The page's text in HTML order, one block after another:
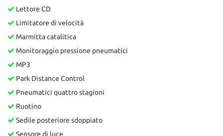
Lettore CD
Limitatore di velocità
Marmitta catalitica
Monitoraggio pressione pneumatici
MP3
Park Distance Control
Pneumatici quattro stagioni
Ruotino
Sedile posteriore sdoppiato
Sensore di luce